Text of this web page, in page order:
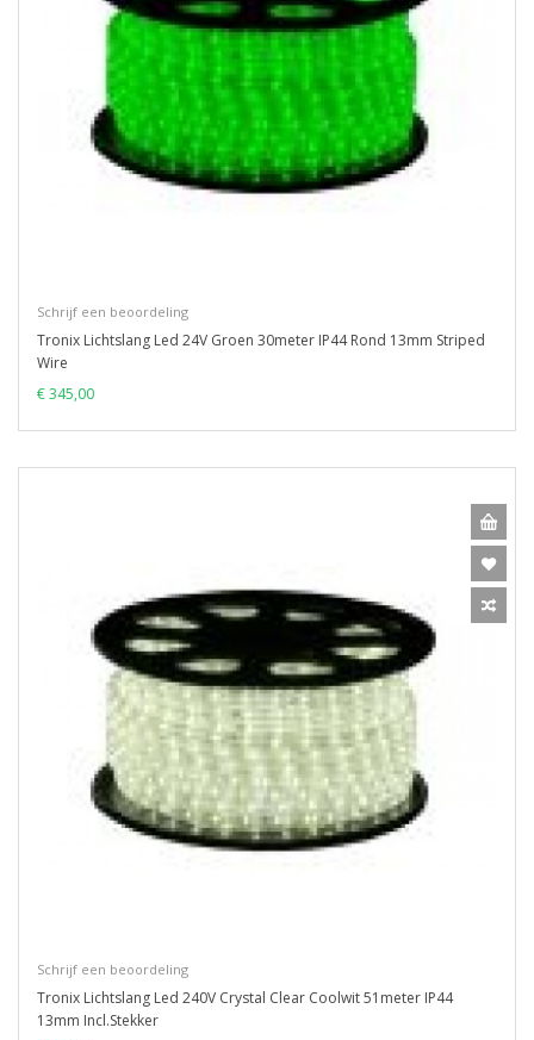
Schrijf een beoordeling
Tronix Lichtslang Led 24V Groen 30meter IP44 Rond 13mm Striped
Wire
€ 345,00
Schrijf een beoordeling
Tronix Lichtslang Led 240V Crystal Clear Coolwit 51meter IP44
13mm Incl.Stekker